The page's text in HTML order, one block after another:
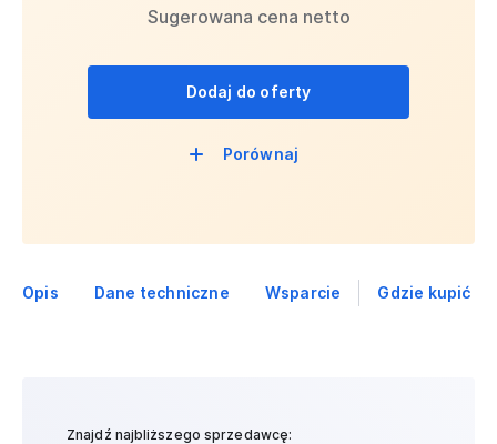
Sugerowana cena netto
Dodaj do oferty
Porównaj
Opis Dane techniczne Wsparcie Gdzie kupić
Znajdź najbliższego sprzedawcę: